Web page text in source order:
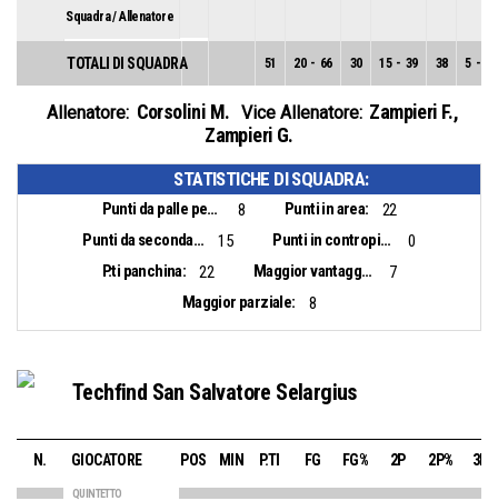
Squadra / Allenatore
TOTALI DI SQUADRA 51 20 - 66 30 15 - 39 38 5 -
Allenatore: Corsolini M. Vice Allenatore: Zampieri F.,
Zampieri G.
STATISTICHE DI SQUADRA:
Punti da palle perse: 8 Punti in area:
22
Punti da seconda opportunità:
15 Punti in contropiede:
0
P.ti panchina:
22 Maggior vantaggio:
7
Maggior parziale:
8
Techfind San Salvatore Selargius
N. GIOCATORE POS MIN P.TI FG FG% 2P 2P% 3P
QUINTETTO